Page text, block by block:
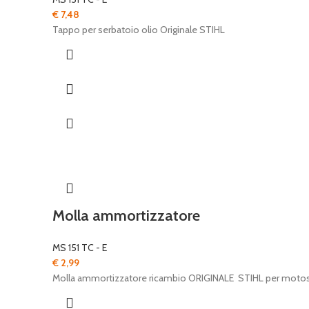
€ 7,48
Tappo per serbatoio olio Originale STIHL
Molla ammortizzatore
MS 151 TC - E
€ 2,99
Molla ammortizzatore ricambio ORIGINALE STIHL per